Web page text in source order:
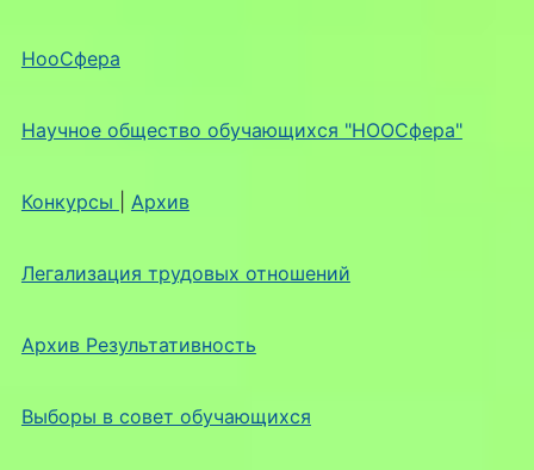
НооСфера
Научное общество обучающихся "НООСфера"
Конкурсы Архив
Легализация трудовых отношений
Архив Результативность
Выборы в совет обучающихся